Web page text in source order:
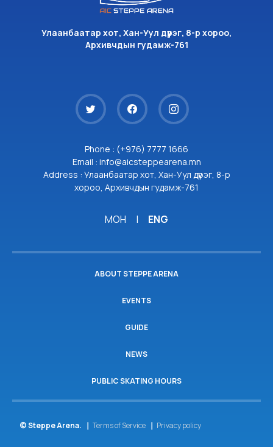
Улаанбаатар хот, Хан-Уул дүүрэг, 8-р хороо,
Архивчдын гудамж-761
Phone : (+976) 7777 1666
Email : info@aicsteppearena.mn
Address : Улаанбаатар хот, Хан-Уул дүүрэг, 8-р
хороо, Архивчдын гудамж-761
МОН | ENG
ABOUT STEPPE ARENA
EVENTS
GUIDE
NEWS
PUBLIC SKATING HOURS
© Steppe Arena. Terms of Service Privacy policy